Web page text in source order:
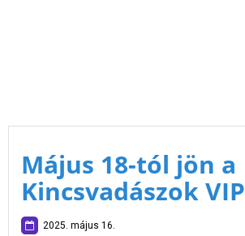
Május 18-tól jön a
Kincsvadászok VIP
2025. május 16.